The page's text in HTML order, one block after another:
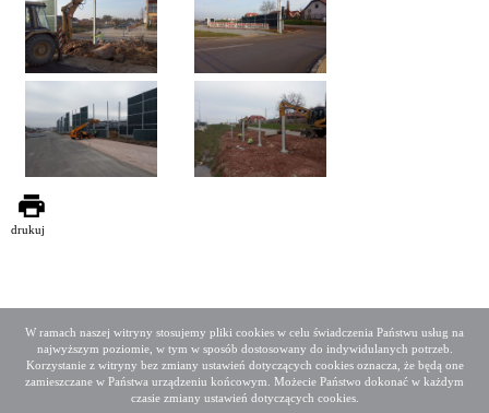
W ramach naszej witryny stosujemy pliki cookies w celu świadczenia Państwu usług na
najwyższym poziomie, w tym w sposób dostosowany do indywidulanych potrzeb.
Korzystanie z witryny bez zmiany ustawień dotyczących cookies oznacza, że będą one
zamieszczane w Państwa urządzeniu końcowym. Możecie Państwo dokonać w każdym
czasie zmiany ustawień dotyczących cookies.
drukuj
Deklaracja dostępności
Mapa serwisu
Media społecznościowe
Twitter Facebook Linkedin